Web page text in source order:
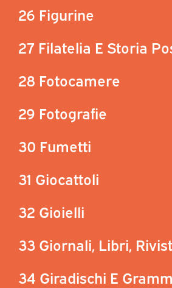
26 Figurine
27 Filatelia E Storia
28 Fotocamere
29 Fotografie
30 Fumetti
31 Giocattoli
32 Gioielli
33 Giornali, Libri,
34 Giradischi E